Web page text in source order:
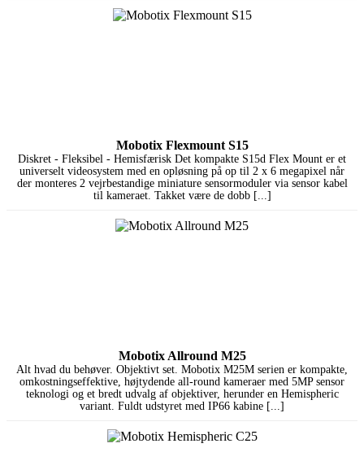
Mobotix Flexmount S15
Diskret - Fleksibel - Hemisfærisk Det kompakte S15d Flex Mount er et
universelt videosystem med en opløsning på op til 2 x 6 megapixel når
der monteres 2 vejrbestandige miniature sensormoduler via sensor kabel
til kameraet. Takket være de dobb [...]
Mobotix Allround M25
Alt hvad du behøver. Objektivt set. Mobotix M25M serien er kompakte,
omkostningseffektive, højtydende all-round kameraer med 5MP sensor
teknologi og et bredt udvalg af objektiver, herunder en Hemispheric
variant. Fuldt udstyret med IP66 kabine [...]